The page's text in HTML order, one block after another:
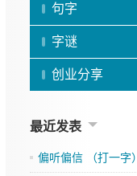
句字
字谜
创业分享
最近发表
偏听偏信 （打一字）